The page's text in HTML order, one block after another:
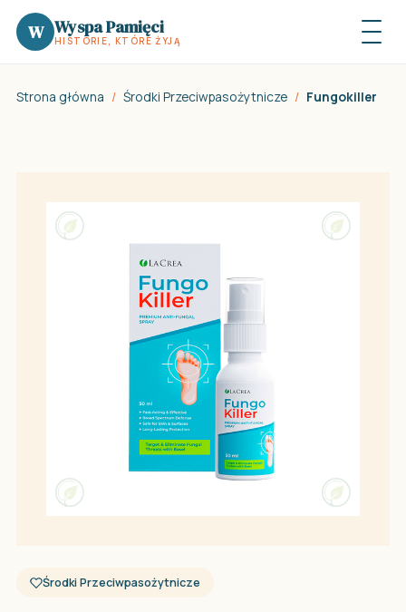
W Wyspa Pamięci
HISTORIE, KTÓRE ŻYJĄ
Strona główna / Środki Przeciwpasożytnicze / Fungokiller
Środki Przeciwpasożytnicze